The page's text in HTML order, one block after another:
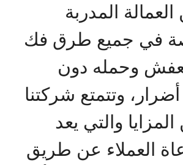
المدربة
في جميع طرق فك
وحمله دون
وتتمتع شركتنا
والتي يعد
العملاء عن طريق